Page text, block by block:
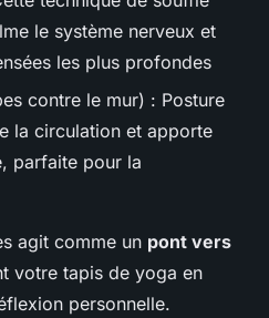
le système nerveux et
les plus profondes
contre le mur) : Posture
la circulation et apporte
parfaite pour la
agit comme un pont vers
votre tapis de yoga en
personnelle.